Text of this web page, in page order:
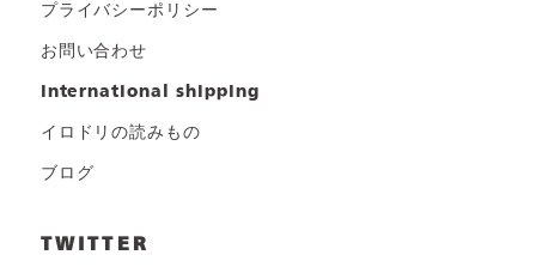
プライバシーポリシー
お問い合わせ
international shipping
イロドリの読みもの
ブログ
TWITTER